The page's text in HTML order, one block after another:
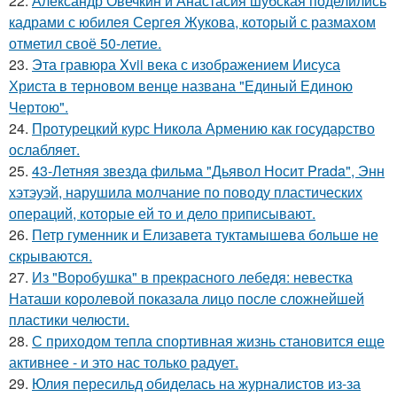
кадрами с юбилея Сергея Жукова, который с размахом
отметил своё 50-летие.
23. Эта гравюра Xvii века с изображением Иисуса
Христа в терновом венце названа "Единый Единою
Чертою".
24. Протурецкий курс Никола Армению как государство
ослабляет.
25. 43-Летняя звезда фильма "Дьявол Носит Prada", Энн
хэтэуэй, нарушила молчание по поводу пластических
операций, которые ей то и дело приписывают.
26. Петр гуменник и Елизавета туктамышева больше не
скрываются.
27. Из "Воробушка" в прекрасного лебедя: невестка
Наташи королевой показала лицо после сложнейшей
пластики челюсти.
28. С приходом тепла спортивная жизнь становится еще
активнее - и это нас только радует.
29. Юлия пересильд обиделась на журналистов из-за